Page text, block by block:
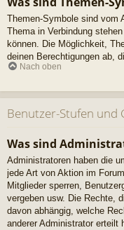
Themen-Symbole sind vom
Thema in Verbindung
können. Die Möglichkeit,
deinen Berechtigungen ab,
Nach oben
Benutzer-Stufen und
Was sind
Administratoren haben die
jede Art von Aktion im
Mitglieder sperren,
vergeben usw. Die Rechte,
davon abhängig, welche
anderer Administrator erteilt